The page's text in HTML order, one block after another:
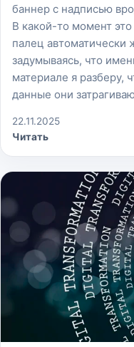
баннер с надписью
В какой-то момент
палец автоматически
задумываясь, что
материале я разберу,
данные они
22.11.2025
Читать